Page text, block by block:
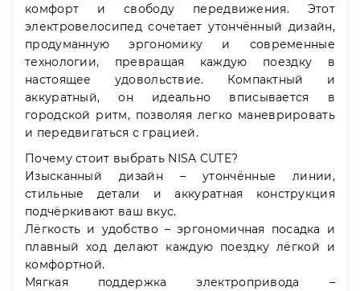
комфорт и свободу передвижения. Этот
электровелосипед сочетает утончённый дизайн,
продуманную эргономику и современные
технологии, превращая каждую поездку в
настоящее удовольствие. Компактный и
аккуратный, он идеально вписывается в
городской ритм, позволяя легко маневрировать
и передвигаться с грацией.
Почему стоит выбрать NISA CUTE?
Изысканный дизайн – утончённые линии,
стильные детали и аккуратная конструкция
подчёркивают ваш вкус.
Лёгкость и удобство – эргономичная посадка и
плавный ход делают каждую поездку лёгкой и
комфортной.
Мягкая поддержка электропривода –